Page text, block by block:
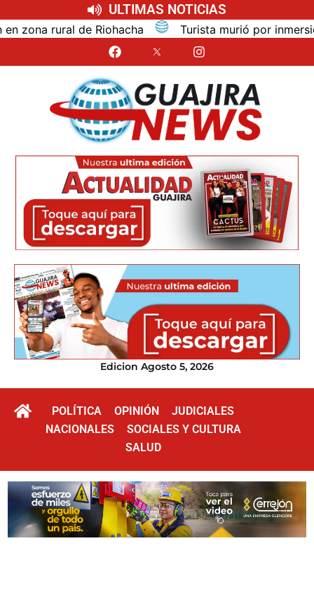
ULTIMAS NOTICIAS
rural de Riohacha Turista murió por inmersión
Edicion Agosto 5, 2026
POLÍTICA OPINIÓN
JUDICIALES
NACIONALES
SOCIALES Y CULTURA
SALUD